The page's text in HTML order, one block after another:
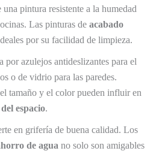
una pintura resistente a la humedad
Las pinturas de acabado
por su facilidad de limpieza.
por azulejos antideslizantes para el
o de vidrio para las paredes.
tamaño y el color pueden influir en
espacio.
en grifería de buena calidad. Los
de agua no solo son amigables